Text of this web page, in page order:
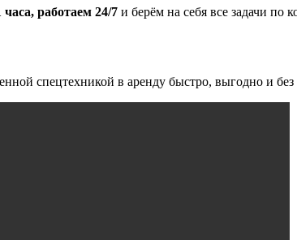
часа, работаем 24/7 и берём на себя все задачи по
спецтехникой в аренду быстро, выгодно и без